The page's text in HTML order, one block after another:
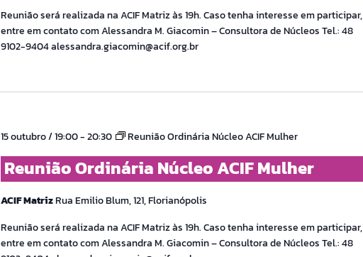
Reunião será realizada na ACIF Matriz às 19h. Caso tenha interesse em participar,
entre em contato com Alessandra M. Giacomin – Consultora de Núcleos Tel.: 48
9102-9404 alessandra.giacomin@acif.org.br
15 outubro / 19:00-20:30 Reunião Ordinária Núcleo ACIF Mulher
Reunião Ordinária Núcleo ACIF Mulher
ACIF MatrizRua Emilio Blum, 121, Florianópolis
Reunião será realizada na ACIF Matriz às 19h. Caso tenha interesse em participar,
entre em contato com Alessandra M. Giacomin – Consultora de Núcleos Tel.: 48